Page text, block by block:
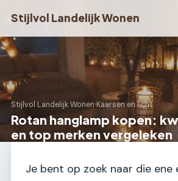
Stijlvol Landelijk Wonen
Stijlvol Landelijk Wonen›Kaarsen en licht
Rotan hanglamp kopen:
en top merken vergeleken
Je bent op zoek naar die